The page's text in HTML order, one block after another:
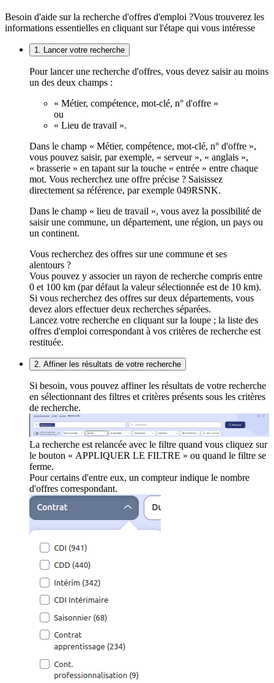
Besoin d'aide sur la recherche d'offres d'emploi ?Vous trouverez les
informations essentielles en cliquant sur l'étape qui vous intéresse
1. Lancer votre recherche
Pour lancer une recherche d'offres, vous devez saisir au moins
un des deux champs :
« Métier, compétence, mot-clé, n° d'offre »
ou
« Lieu de travail ».
Dans le champ « Métier, compétence, mot-clé, n° d'offre »,
vous pouvez saisir, par exemple, « serveur », « anglais »,
« brasserie » en tapant sur la touche « entrée » entre chaque
mot. Vous recherchez une offre précise ? Saisissez
directement sa référence, par exemple 049RSNK.
Dans le champ « lieu de travail », vous avez la possibilité de
saisir une commune, un département, une région, un pays ou
un continent.
Vous recherchez des offres sur une commune et ses
alentours ?
Vous pouvez y associer un rayon de recherche compris entre
0 et 100 km (par défaut la valeur sélectionnée est de 10 km).
Si vous recherchez des offres sur deux départements, vous
devez alors effectuer deux recherches séparées.
Lancez votre recherche en cliquant sur la loupe ; la liste des
offres d'emploi correspondant à vos critères de recherche est
restituée.
2. Affiner les résultats de votre recherche
Si besoin, vous pouvez affiner les résultats de votre recherche
en sélectionnant des filtres et critères présents sous les critères
de recherche.
La recherche est relancée avec le filtre quand vous cliquez sur
le bouton « APPLIQUER LE FILTRE » ou quand le filtre se
ferme.
Pour certains d'entre eux, un compteur indique le nombre
d'offres correspondant.